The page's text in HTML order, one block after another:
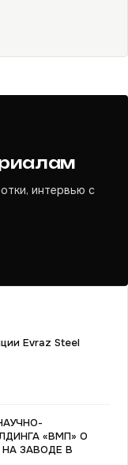
интервью с
Evraz Steel
«ВМП» О
ЗАВОДЕ В